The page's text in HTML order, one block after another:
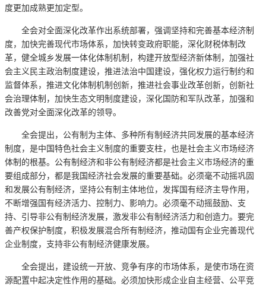
度更加成熟更加定型。
全会对全面深化改革作出系统部署，强调坚持和完善基本经济制
度，加快完善现代市场体系，加快转变政府职能，深化财税体制改
革，健全城乡发展一体化体制机制，构建开放型经济新体制，加强社
会主义民主政治制度建设，推进法治中国建设，强化权力运行制约和
监督体系，推进文化体制机制创新，推进社会事业改革创新，创新社
会治理体制，加快生态文明制度建设，深化国防和军队改革，加强和
改善党对全面深化改革的领导。
全会提出，公有制为主体、多种所有制经济共同发展的基本经济
制度，是中国特色社会主义制度的重要支柱，也是社会主义市场经济
体制的根基。公有制经济和非公有制经济都是社会主义市场经济的重
要组成部分，都是我国经济社会发展的重要基础。必须毫不动摇巩固
和发展公有制经济，坚持公有制主体地位，发挥国有经济主导作用，
不断增强国有经济活力、控制力、影响力。必须毫不动摇鼓励、支
持、引导非公有制经济发展，激发非公有制经济活力和创造力。要完
善产权保护制度，积极发展混合所有制经济，推动国有企业完善现代
企业制度，支持非公有制经济健康发展。
全会提出，建设统一开放、竞争有序的市场体系，是使市场在资
源配置中起决定性作用的基础。必须加快形成企业自主经营、公平竞